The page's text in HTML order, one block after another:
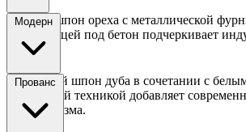
Темный шпон ореха с металлической
столешницей под бетон подчеркивает
эстетику.
Модерн
Глянцевый шпон дуба в сочетании с
встроенной техникой добавляет
минимализма.
Прованс